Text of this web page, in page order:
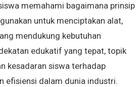
memahami bagaimana prinsip
untuk menciptakan alat,
mendukung kebutuhan
edukatif yang tepat, topik
kesadaran siswa terhadap
efisiensi dalam dunia industri.